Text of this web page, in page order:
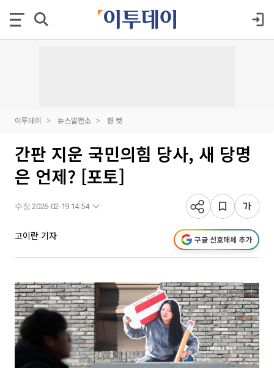
이투데이 뉴스발전소 한 컷
간판 지운 국민의힘 당사, 새 당명
은 언제? [포토]
수정 2026-02-19 14:54
고이란 기자 구글 선호매체 추가